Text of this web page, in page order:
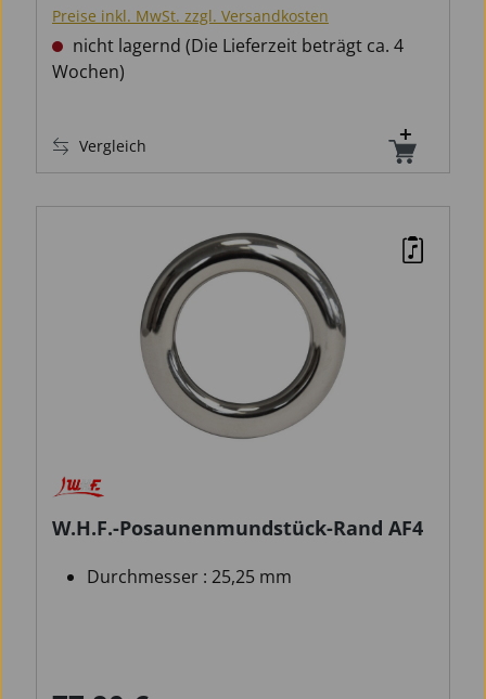
Preise inkl. MwSt. zzgl. Versandkosten
nicht lagernd (Die Lieferzeit beträgt ca. 4
Wochen)
Vergleich
W.H.F.-Posaunenmundstück-Rand AF4
Durchmesser : 25,25 mm